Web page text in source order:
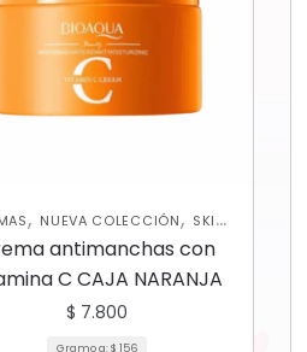
, NUEVA COLECCIÓN, SKIN
CARE FACIAL
antimanchas con
C CAJA NARANJA
$ 7.800
Gramo a:$ 156